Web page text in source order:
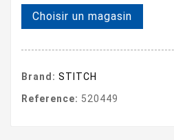
Choisir un magasin
Brand: STITCH
Reference: 520449